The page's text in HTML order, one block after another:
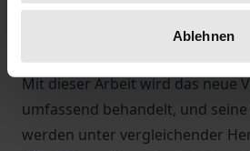
Ablehnen
Staatsgerichtshofgesetz nur in
fragmentarischen Weise
Reihe verfahrensrechtlicher
Mit dieser Arbeit wird das neue
umfassend behandelt, und
werden unter vergleichender